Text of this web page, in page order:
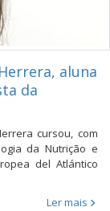
aluna
da
cursou, com
da Nutrição e
del Atlántico
Ler mais